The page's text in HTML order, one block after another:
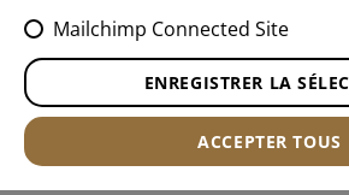
Mailchimp Connected Site
ENREGISTRER LA
ACCEPTER TOUS